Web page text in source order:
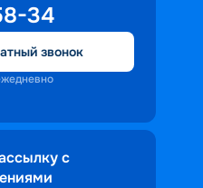
34
звонок
с